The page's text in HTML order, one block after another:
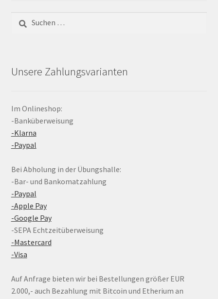
nach:
Unsere Zahlungsvarianten
Im Onlineshop:
-Banküberweisung
-Klarna
-Paypal
Bei Abholung in der Übungshalle:
-Bar- und Bankomatzahlung
-Paypal
-Apple Pay
-Google Pay
-SEPA Echtzeitüberweisung
-Mastercard
-Visa
Auf Anfrage bieten wir bei Bestellungen größer EUR
2.000,- auch Bezahlung mit Bitcoin und Etherium an